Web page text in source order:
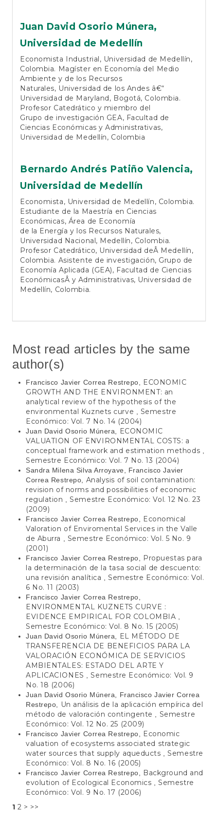
Juan David Osorio Múnera,
Universidad de Medellín
Economista Industrial, Universidad de Medellín,
Colombia. Magíster en Economía del Medio
Ambiente y de los Recursos
Naturales, Universidad de los Andes â€“
Universidad de Maryland, Bogotá, Colombia.
Profesor Catedrático y miembro del
Grupo de investigación GEA, Facultad de
Ciencias Económicas y Administrativas,
Universidad de Medellín, Colombia
Bernardo Andrés Patiño Valencia,
Universidad de Medellín
Economista, Universidad de Medellín, Colombia.
Estudiante de la Maestría en Ciencias
Económicas, Área de Economía
de la Energía y los Recursos Naturales,
Universidad Nacional, Medellín, Colombia.
Profesor Catedrático, Universidad deÂ Medellín,
Colombia. Asistente de investigación, Grupo de
Economía Aplicada (GEA), Facultad de Ciencias
EconómicasÂ y Administrativas, Universidad de
Medellín, Colombia.
Most read articles by the same
author(s)
Francisco Javier Correa Restrepo,
ECONOMIC
GROWTH AND THE ENVIRONMENT: an
analytical review of the hypothesis of the
environmental Kuznets curve
Semestre
Económico: Vol. 7 No. 14 (2004)
Juan David Osorio Múnera,
ECONOMIC
VALUATION OF ENVIRONMENTAL COSTS: a
conceptual framework and estimation methods
Semestre Económico: Vol. 7 No. 13 (2004)
Sandra Milena Silva Arroyave, Francisco Javier
Correa Restrepo, Analysis of soil contamination:
revision of norms and possibilities of economic
regulation
,Semestre Económico: Vol. 12 No. 23
(2009)
Francisco Javier Correa Restrepo,
Economical
Valoration of Enviromental Services in the Valle
de Aburra
Semestre Económico: Vol. 5 No. 9
(2001)
Francisco Javier Correa Restrepo,
Propuestas para
la determinación de la tasa social de descuento:
una revisión analítica
,Semestre Económico: Vol.
6 No. 11 (2003)
Francisco Javier Correa Restrepo,
ENVIRONMENTAL KUZNETS CURVE :
EVIDENCE EMPIRICAL FOR COLOMBIA
Semestre Económico: Vol. 8 No. 15 (2005)
Juan David Osorio Múnera,
EL MÉTODO DE
TRANSFERENCIA DE BENEFICIOS PARA LA
VALORACIÓN ECONÓMICA DE SERVICIOS
AMBIENTALES: ESTADO DEL ARTE Y
APLICACIONES
,Semestre Económico: Vol. 9
No. 18 (2006)
Juan David Osorio Múnera, Francisco Javier Correa
Restrepo,
Un análisis de la aplicación empírica del
método de valoración contingente
Semestre
Económico: Vol. 12 No. 25 (2009)
Francisco Javier Correa Restrepo,
Economic
valuation of ecosystems associated strategic
water sources that supply aqueducts
,Semestre
Económico: Vol. 8 No. 16 (2005)
Francisco Javier Correa Restrepo,
Background and
evolution of Ecological Economics
,Semestre
Económico: Vol. 9 No. 17 (2006)
1 2 > >>